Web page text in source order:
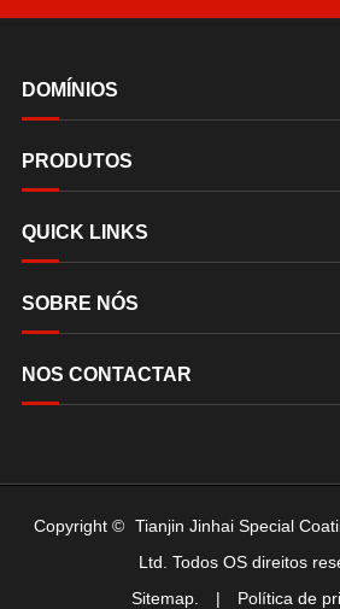
DOMÍNIOS
PRODUTOS
QUICK LINKS
SOBRE NÓS
NOS CONTACTAR
Copyright © Tianjin Jinhai Special
Ltd. Todos OS direitos
Sitemap.
| Política de